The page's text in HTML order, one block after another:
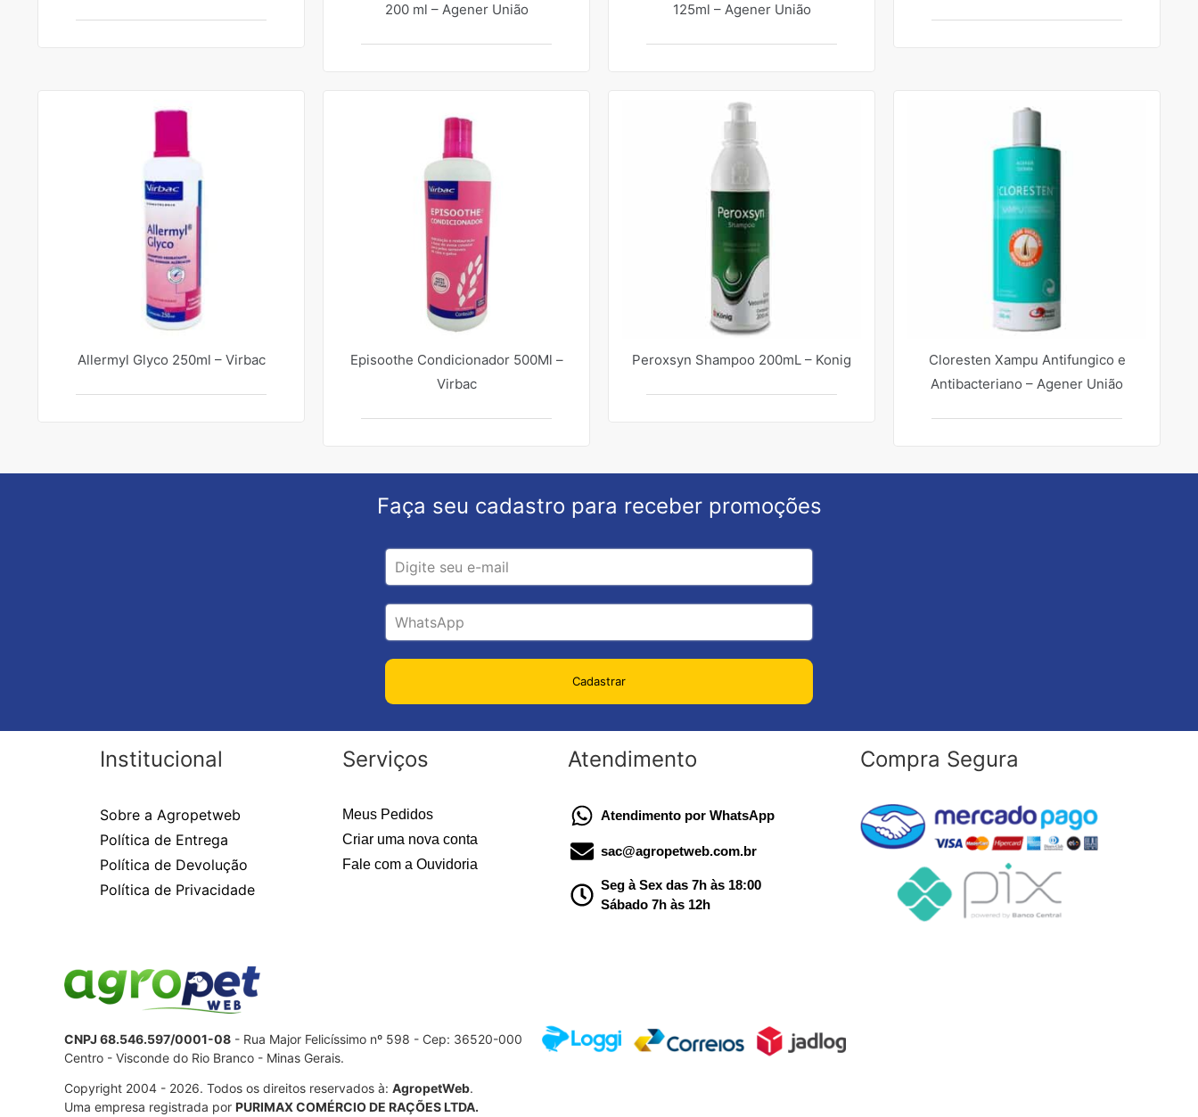
200 ml – Agener União
125ml – Agener União
Allermyl Glyco 250ml – Virbac
Episoothe Condicionador 500Ml –
Virbac
Peroxsyn Shampoo 200mL – Konig
Cloresten Xampu Antifungico e
Antibacteriano – Agener União
Faça seu cadastro para receber promoções
Cadastrar
Institucional
Sobre a Agropetweb
Política de Entrega
Política de Devolução
Política de Privacidade
Serviços
Meus Pedidos
Criar uma nova conta
Fale com a Ouvidoria
Atendimento
Atendimento por WhatsApp
sac@agropetweb.com.br
Seg à Sex das 7h às 18:00
Sábado 7h às 12h
Compra Segura
CNPJ 68.546.597/0001-08 - Rua Major Felicíssimo nº 598 - Cep: 36520-000
Centro - Visconde do Rio Branco - Minas Gerais.
Copyright 2004 - 2026. Todos os direitos reservados à: AgropetWeb.
Uma empresa registrada por PURIMAX COMÉRCIO DE RAÇÕES LTDA.